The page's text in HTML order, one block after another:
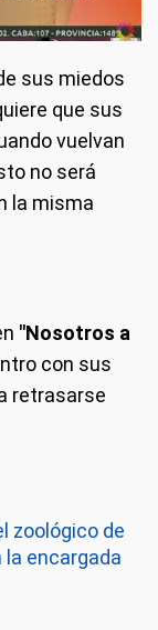
sus miedos
que sus
vuelvan
no será
la misma
"Nosotros a
con sus
retrasarse
zoológico de
la encargada